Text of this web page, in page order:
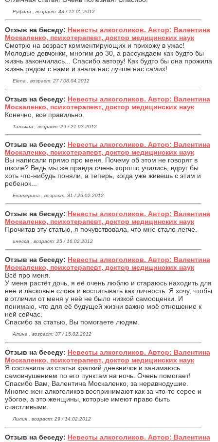
Руфина , возраст: 43 / 12.05.2012
Отзыв на беседу: Невесты алкоголиков. Автор: Валентина
Москаленко, психотерапевт, доктор медицинских наук
Смотрю на возраст комментирующих и прихожу в ужас!
Молодые девчонки, многим до 30, а рассуждаем как будто бы
жизнь закончилась... Спасибо автору! Как будто бы она прожила
жизнь рядом с нами и знала нас лучше нас самих!
Elena , возраст: 27 / 08.04.2012
Отзыв на беседу: Невесты алкоголиков. Автор: Валентина
Москаленко, психотерапевт, доктор медицинских наук
Конечно, все правильно.
Татьяна , возраст: 29 / 21.03.2012
Отзыв на беседу: Невесты алкоголиков. Автор: Валентина
Москаленко, психотерапевт, доктор медицинских наук
Вы написали прямо про меня. Почему об этом не говорят в
школе? Ведь мы же правда очень хорошо учились, вдруг бы
хоть что-нибудь поняли, а теперь, когда уже живешь с этим и
ребенок...
Екатерина , возраст: 31 / 26.02.2012
Отзыв на беседу: Невесты алкоголиков. Автор: Валентина
Москаленко, психотерапевт, доктор медицинских наук
Прочитав эту статью, я почувствовала, что мне стало легче.
инесса , возраст: 25 / 16.02.2012
Отзыв на беседу: Невесты алкоголиков. Автор: Валентина
Москаленко, психотерапевт, доктор медицинских наук
Всё про меня.
У меня растёт дочь, я её очень люблю и стараюсь находить для
неё и ласковые слова и воспитывать как личность. Я хочу, чтобы
в отличии от меня у неё не было низкой самооценки. И
понимаю, что для её будущей жизни важно моё отношение к
ней сейчас.
Спасибо за статью, Вы помогаете людям.
Алина , возраст: 37 / 15.02.2012
Отзыв на беседу: Невесты алкоголиков. Автор: Валентина
Москаленко, психотерапевт, доктор медицинских наук
Я составила из статьи краткий дневничок и занимаюсь
самовнушением по его пунктам на ночь. Очень помогает!
Спасибо Вам, Валентина Москаленко, за неравнодушие.
Многие жен алкоголиков воспринимают как за что-то серое и
убогое, а это женщины, которые имеют право быть
счастливыми.
Лилия , возраст: 29 / 14.02.2012
Отзыв на беседу: Невесты алкоголиков. Автор: Валентина